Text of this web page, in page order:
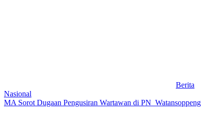
Berita
Nasional
MA Sorot Dugaan Pengusiran Wartawan di PN Watansoppeng